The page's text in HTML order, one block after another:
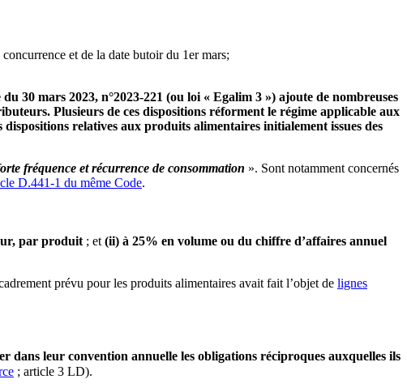
et de la date butoir du 1er mars;
30 mars 2023, n°2023-221 (ou loi « Egalim 3 ») ajoute de nombreuses
Plusieurs de ces dispositions réforment le régime applicable aux
relatives aux produits alimentaires initialement issues des
fréquence et récurrence de consommation ». Sont notamment concernés
D.441-1 du même Code.
par produit ; et (ii) à 25% en volume ou du chiffre d’affaires annuel
prévu pour les produits alimentaires avait fait l’objet de lignes
dans leur convention annuelle les obligations réciproques auxquelles ils
; article 3 LD).